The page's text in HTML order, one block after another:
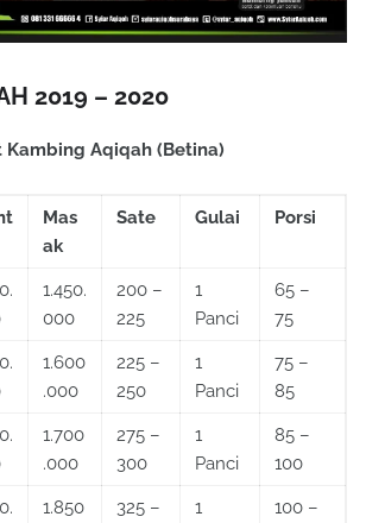
2019 – 2020
Kambing Aqiqah (Betina)
Mas
ak
Sate Gulai Porsi
1.450.
000
200 –
225
1
Panci
65 –
75
1.600
.000
225 –
250
1
Panci
75 –
85
1.700
.000
275 –
300
1
Panci
85 –
100
1.850
325 –
1
100 –